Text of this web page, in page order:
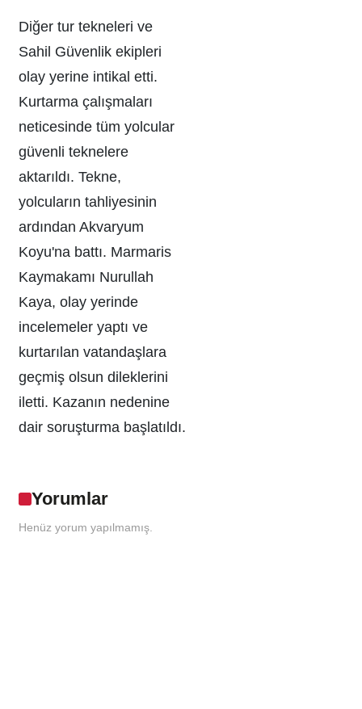
Diğer tur tekneleri ve
Sahil Güvenlik ekipleri
olay yerine intikal etti.
Kurtarma çalışmaları
neticesinde tüm yolcular
güvenli teknelere
aktarıldı. Tekne,
yolcuların tahliyesinin
ardından Akvaryum
Koyu'na battı. Marmaris
Kaymakamı Nurullah
Kaya, olay yerinde
incelemeler yaptı ve
kurtarılan vatandaşlara
geçmiş olsun dileklerini
iletti. Kazanın nedenine
dair soruşturma başlatıldı.
Yorumlar
Henüz yorum yapılmamış.